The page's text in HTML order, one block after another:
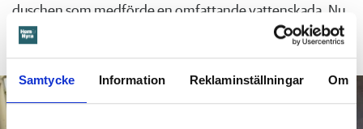
Samtycke Information Reklaminställningar Om
duschen som medförde en omfattande vattenskada. Nu
måste han lämna lägenheten efter drygt 30 år men får